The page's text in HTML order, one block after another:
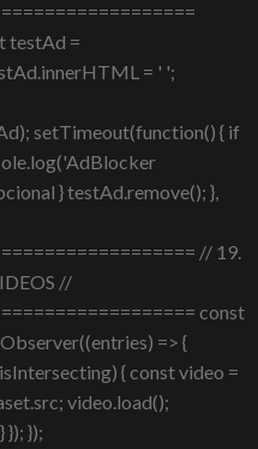
testAd =
= ' ';
setTimeout(function() { if
} testAd.remove(); },
// 19.
//
const
=> {
{ const video =
video.load();
});